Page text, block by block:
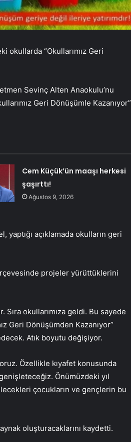
okullarda “Okullarımız Geri
Sevinç Alten Anaokulu’nu
Geri Dönüşümle Kazanıyor”
Cem Küçük’ün maaşı herkesi
şaşırttı!
Ağustos 9, 2026
açıklamada okulların geri
projeler yürüttüklerini
Sıra okullarımıza geldi. Bu sayede
Geri Dönüşümden Kazanıyor”
Atık boyutu değişiyor.
Özellikle kıyafet konusunda
Önümüzdeki yıl
çocukların ve gençlerin bu
oluşturacaklarını kaydetti.